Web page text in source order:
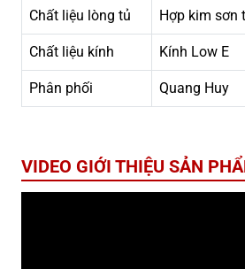
Chất liệu lòng tủ Hợp kim sơn
Chất liệu kính Kính Low E
Phân phối Quang Huy
VIDEO GIỚI THIỆU SẢN